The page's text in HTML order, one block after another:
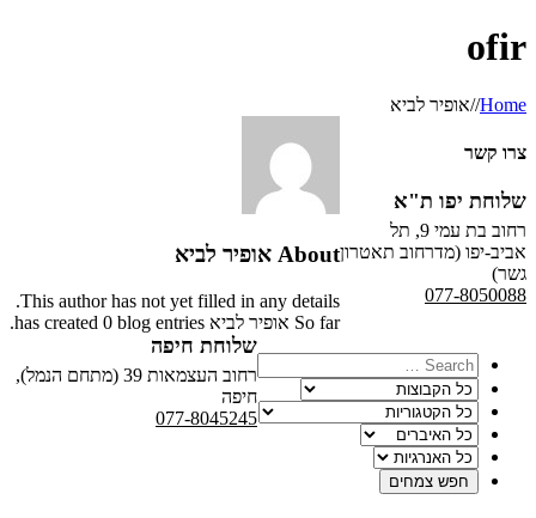
ofir
Home
/
/אופיר לביא
About אופיר לביא
This author has not yet filled in any details.
So far אופיר לביא has created 0 blog entries.
צרו קשר
שלוחת יפו ת"א
רחוב בת עמי 9, תל
אביב-יפו (מדרחוב תאטרון
גשר)
077-8050088
שלוחת חיפה
רחוב העצמאות 39 (מתחם הנמל),
חיפה
077-8045245